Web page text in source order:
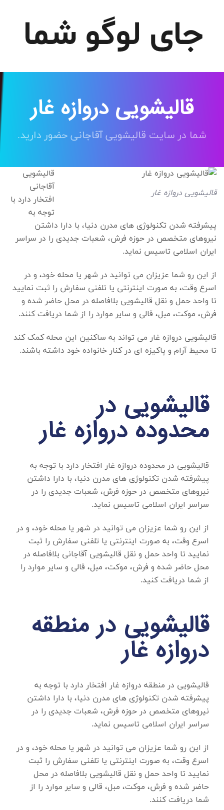
قالیشویی دروازه غار
شما در سایت قالیشویی آقاجانی حضور دارید.
قالیشویی دروازه غار
قالیشویی
آقاجانی
افتخار دارد با
توجه به
پیشرفته شدن تکنولوژی های مدرن دنیا، با دارا داشتن
نیروهای متخصص در حوزه فرش، شعبات جدیدی را در سراسر
ایران اسلامی تاسیس نماید.
از این رو شما عزیزان می توانید در شهر یا محله خود، و در
اسرع وقت، به صورت اینترنتی یا تلفنی سفارش را ثبت نمایید
تا واحد حمل و نقل قالیشویی بلافاصله در محل حاضر شده و
فرش، موکت، مبل، قالی و سایر موارد را از شما دریافت کنند.
قالیشویی دروازه غار می تواند به ساکنین این محله کمک کند
تا محیط آرام و پاکیزه ای در کنار خانواده خود داشته باشند.
قالیشویی در
محدوده دروازه غار
قالیشویی در محدوده دروازه غار افتخار دارد با توجه به
پیشرفته شدن تکنولوژی های مدرن دنیا، با دارا داشتن
نیروهای متخصص در حوزه فرش، شعبات جدیدی را در
سراسر ایران اسلامی تاسیس نماید.
از این رو شما عزیزان می توانید در شهر یا محله خود، و در
اسرع وقت، به صورت اینترنتی یا تلفنی سفارش را ثبت
نمایید تا واحد حمل و نقل قالیشویی آقاجانی بلافاصله در
محل حاضر شده و فرش، موکت، مبل، قالی و سایر موارد را
از شما دریافت کنید.
قالیشویی در منطقه
دروازه غار
قالیشویی در منطقه دروازه غار افتخار دارد با توجه به
پیشرفته شدن تکنولوژی های مدرن دنیا، با دارا داشتن
نیروهای متخصص در حوزه فرش، شعبات جدیدی را در
سراسر ایران اسلامی تاسیس نماید.
از این رو شما عزیزان می توانید در شهر یا محله خود، و در
اسرع وقت، به صورت اینترنتی یا تلفنی سفارش را ثبت
نمایید تا واحد حمل و نقل قالیشویی بلافاصله در محل
حاضر شده و فرش، موکت، مبل، قالی و سایر موارد را از
شما دریافت کنند.